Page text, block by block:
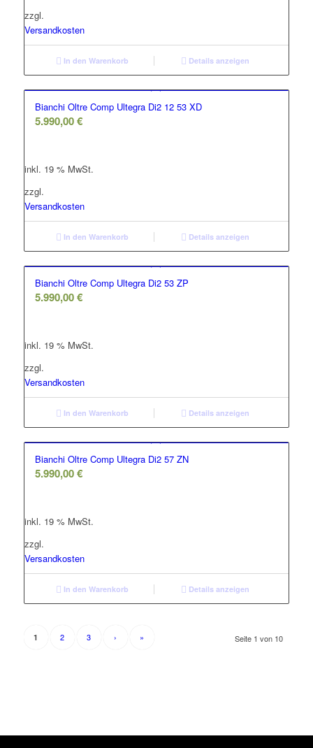
zzgl.
Versandkosten
In den Warenkorb Details anzeigen
Bianchi Oltre Comp Ultegra Di2 12 53 XD
5.990,00€
inkl. 19 % MwSt.
zzgl.
Versandkosten
In den Warenkorb Details anzeigen
Bianchi Oltre Comp Ultegra Di2 53 ZP
5.990,00€
inkl. 19 % MwSt.
zzgl.
Versandkosten
In den Warenkorb Details anzeigen
Bianchi Oltre Comp Ultegra Di2 57 ZN
5.990,00€
inkl. 19 % MwSt.
zzgl.
Versandkosten
In den Warenkorb Details anzeigen
Seite 1 von 10
1 2 3 › »